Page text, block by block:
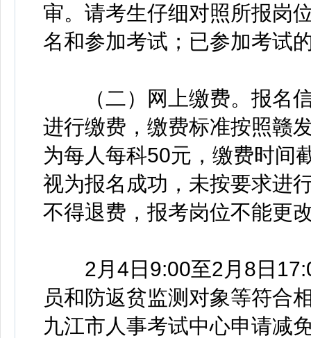
审。请考生仔细对照所报岗
名和参加考试；已参加考试
（二）网上缴费。报名信
进行缴费，缴费标准按照赣
为每人每科50元，缴费时间
视为报名成功，未按要求进
不得退费，报考岗位不能更
2月4日9:00至2月8日
员和防返贫监测对象等符合
九江市人事考试中心申请减